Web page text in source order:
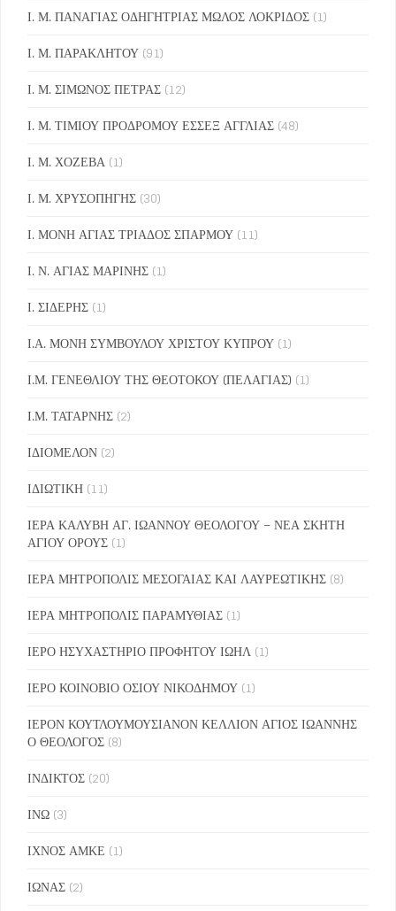
Ι. Μ. ΠΑΝΑΓΙΑΣ ΟΔΗΓΗΤΡΙΑΣ ΜΩΛΟΣ ΛΟΚΡΙΔΟΣ (1)
Ι. Μ. ΠΑΡΑΚΛΗΤΟΥ (91)
Ι. Μ. ΣΙΜΩΝΟΣ ΠΕΤΡΑΣ (12)
Ι. Μ. ΤΙΜΙΟΥ ΠΡΟΔΡΟΜΟΥ ΕΣΣΕΞ ΑΓΓΛΙΑΣ (48)
Ι. Μ. ΧΟΖΕΒΑ (1)
Ι. Μ. ΧΡΥΣΟΠΗΓΗΣ (30)
Ι. ΜΟΝΗ ΑΓΙΑΣ ΤΡΙΑΔΟΣ ΣΠΑΡΜΟΥ (11)
Ι. Ν. ΑΓΙΑΣ ΜΑΡΙΝΗΣ (1)
Ι. ΣΙΔΕΡΗΣ (1)
Ι.Α. ΜΟΝΗ ΣΥΜΒΟΥΛΟΥ ΧΡΙΣΤΟΥ ΚΥΠΡΟΥ (1)
Ι.Μ. ΓΕΝΕΘΛΙΟΥ ΤΗΣ ΘΕΟΤΟΚΟΥ (ΠΕΛΑΓΙΑΣ) (1)
Ι.Μ. ΤΑΤΑΡΝΗΣ (2)
ΙΔΙΟΜΕΛΟΝ (2)
ΙΔΙΩΤΙΚΗ (11)
ΙΕΡΑ ΚΑΛΥΒΗ ΑΓ. ΙΩΑΝΝΟΥ ΘΕΟΛΟΓΟΥ – ΝΕΑ ΣΚΗΤΗ
ΑΓΙΟΥ ΟΡΟΥΣ (1)
ΙΕΡΑ ΜΗΤΡΟΠΟΛΙΣ ΜΕΣΟΓΑΙΑΣ ΚΑΙ ΛΑΥΡΕΩΤΙΚΗΣ (8)
ΙΕΡΑ ΜΗΤΡΟΠΟΛΙΣ ΠΑΡΑΜΥΘΙΑΣ (1)
ΙΕΡΟ ΗΣΥΧΑΣΤΗΡΙΟ ΠΡΟΦΗΤΟΥ ΙΩΗΛ (1)
ΙΕΡΟ ΚΟΙΝΟΒΙΟ ΟΣΙΟΥ ΝΙΚΟΔΗΜΟΥ (1)
ΙΕΡΟΝ ΚΟΥΤΛΟΥΜΟΥΣΙΑΝΟΝ ΚΕΛΛΙΟΝ ΑΓΙΟΣ ΙΩΑΝΝΗΣ
Ο ΘΕΟΛΟΓΟΣ (8)
ΙΝΔΙΚΤΟΣ (20)
ΙΝΩ (3)
ΙΧΝΟΣ ΑΜΚΕ (1)
ΙΩΝΑΣ (2)